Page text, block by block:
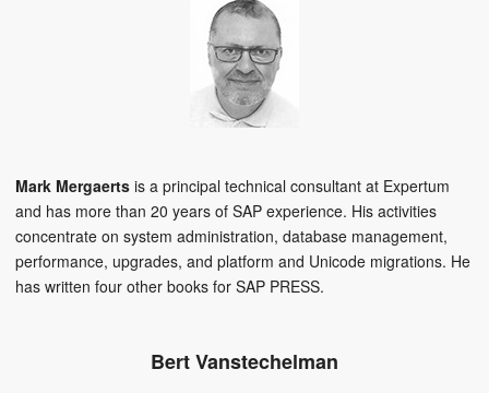
Mark Mergaerts is a principal technical consultant at Expertum
and has more than 20 years of SAP experience. His activities
concentrate on system administration, database management,
performance, upgrades, and platform and Unicode migrations. He
has written four other books for SAP PRESS.
Bert Vanstechelman